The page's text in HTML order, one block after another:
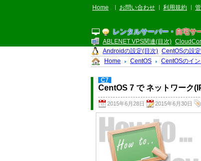
Home お問い合わせ 利用規約
レンタルサーバー・ 自宅サ
ABLENET VPS関連(目次)
Androidの設定(目次) CentOSの設
Home
CentOS CentOSのイ
C7
CentOS 7 で ネットワーク
2015年6月28日 2015年6月30日